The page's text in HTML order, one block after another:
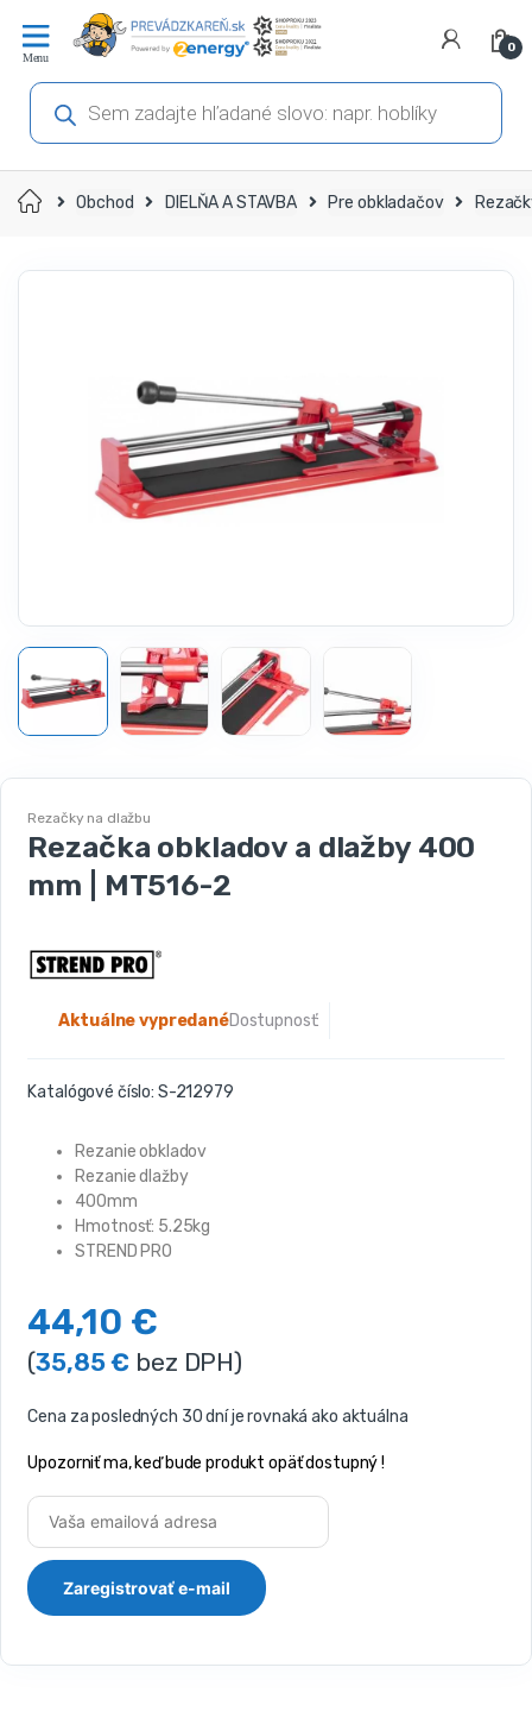
navigáciu
obsah
0
Products
search
Domov Obchod DIELŇA A STAVBA Pre obkladačov
Rezačky na dlažbu
Rezačka obkladov a dlažby 400
mm | MT516-2
Dostupnosť:
Aktuálne vypredané
Katalógové číslo: S-212979
Rezanie obkladov
Rezanie dlažby
400mm
Hmotnosť: 5.25kg
STREND PRO
44,10 €
(35,85€ bez DPH)
Cena za posledných 30 dní je rovnaká ako aktuálna
Upozorniť ma, keď bude produkt opäť dostupný !